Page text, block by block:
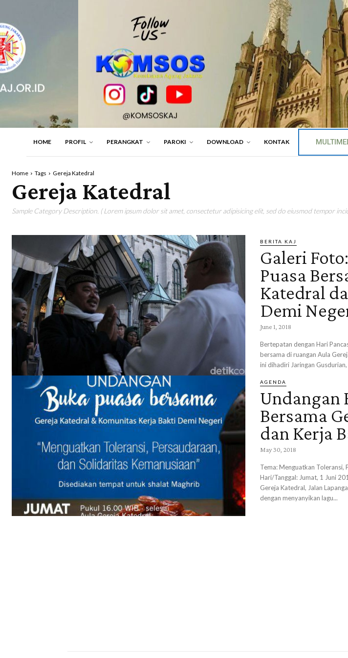
HOME PROFIL PERANGKAT PAROKI DOWNLOAD KONTAK
Home Tags Gereja Katedral
Gereja Katedral
Sample Category Description. ( Lorem ipsum dolor sit amet, consectetur adipisicing elit, sed do eiusmod tempor
BERITA KAJ
Galeri
Puasa
Katedral
Demi
June 1, 2018
Bertepatan dengan Hari
bersama di ruangan Aula
ini dihadiri Jaringan Gusdurian,
AGENDA
Undangan
Bersama
dan Kerja
May 30, 2018
Tema: Menguatkan Toleransi,
Hari/Tanggal: Jumat, 1 Juni
Gereja Katedral, Jalan
dengan menyanyikan lagu...